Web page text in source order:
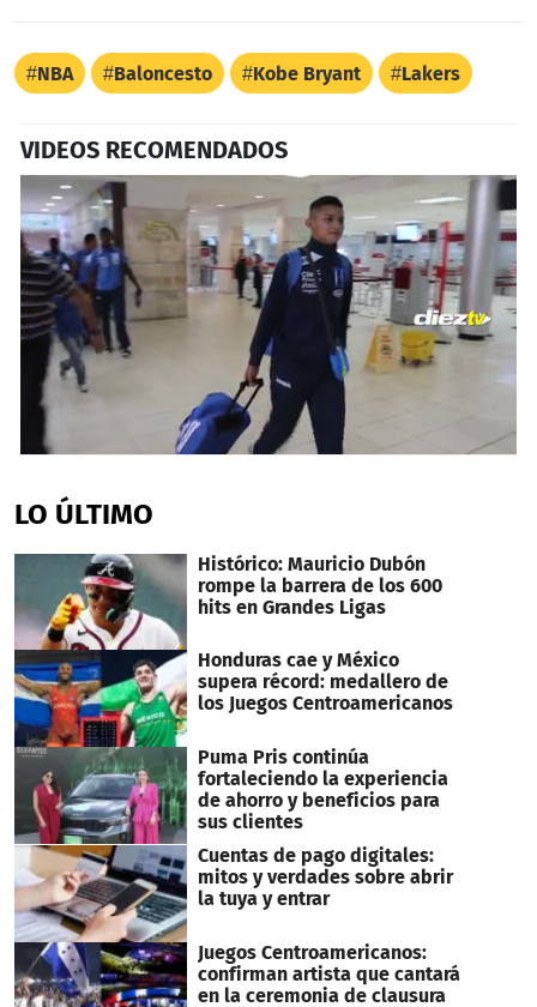
NBA Baloncesto Kobe Bryant Lakers
VIDEOS RECOMENDADOS
of
36
LO ÚLTIMO
Histórico: Mauricio Dubón
rompe la barrera de los 600
hits en Grandes Ligas
Honduras cae y México
supera récord: medallero de
los Juegos Centroamericanos
Puma Pris continúa
fortaleciendo la experiencia
de ahorro y beneficios para
sus clientes
Cuentas de pago digitales:
mitos y verdades sobre abrir
la tuya y entrar
Juegos Centroamericanos:
confirman artista que cantará
en la ceremonia de clausura